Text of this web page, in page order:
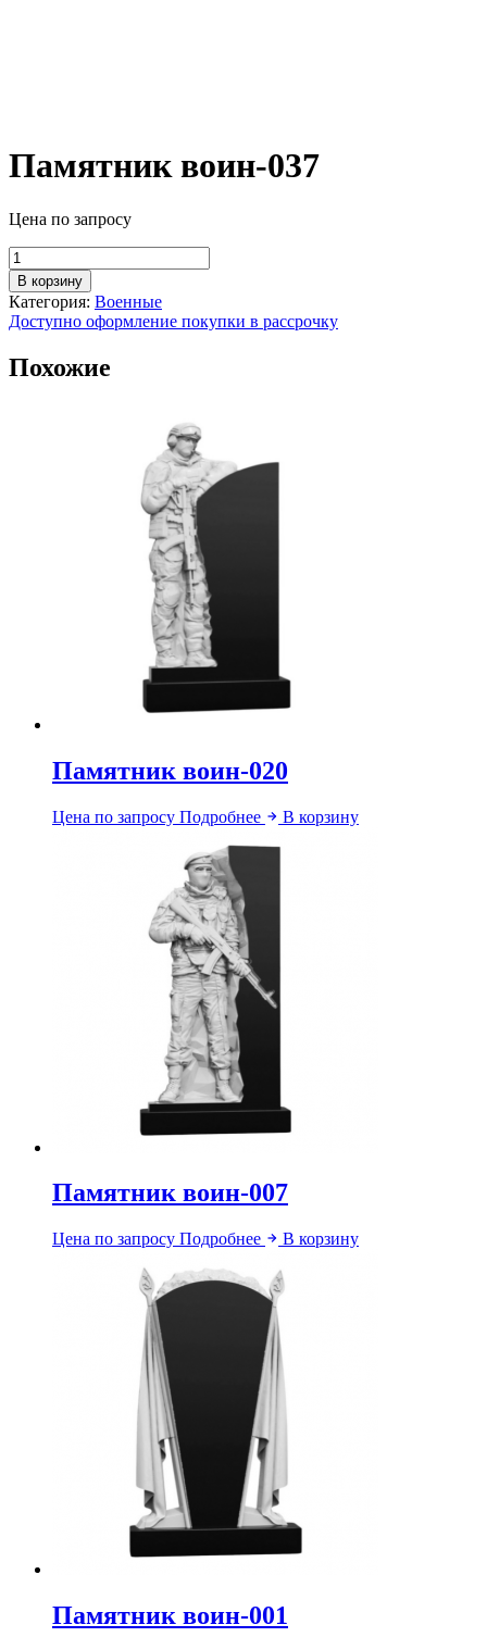
Памятник воин-037
Цена по запросу
Количество
товара
Памятник
воин-037
В корзину
Категория: Военные
Доступно оформление покупки в рассрочку
Похожие
Памятник воин-020
Цена по запросу Подробнее В корзину
Памятник воин-007
Цена по запросу Подробнее В корзину
Памятник воин-001